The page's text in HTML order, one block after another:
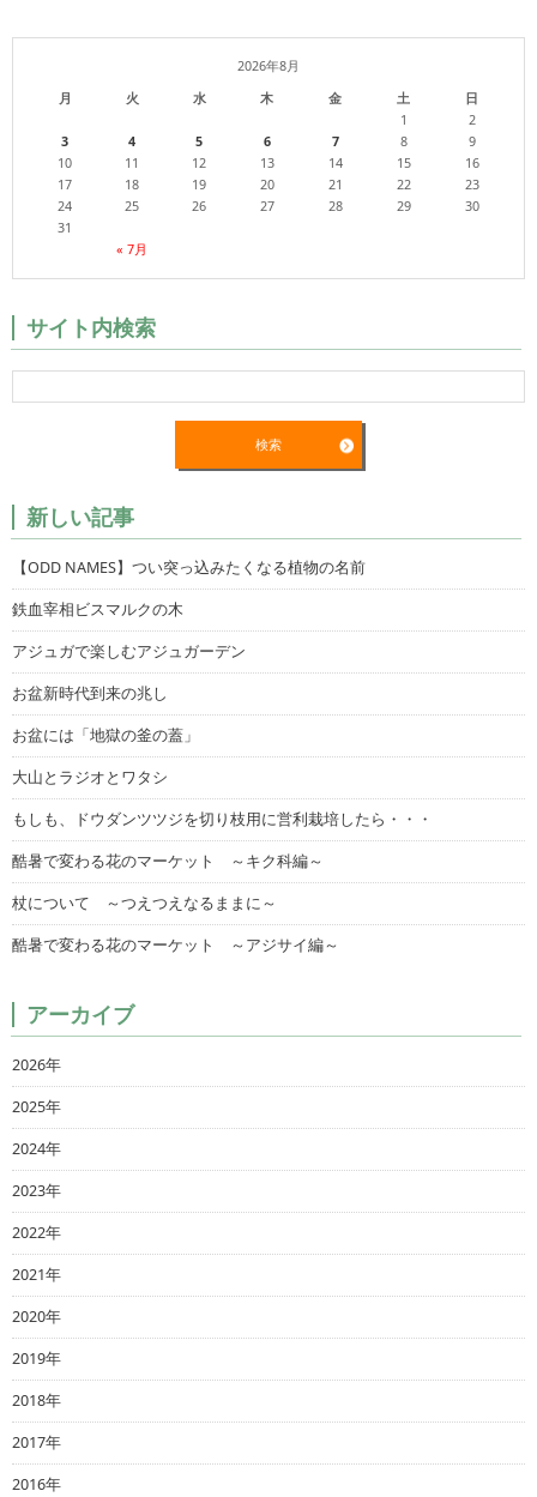
2026年8月
月
火 水 木 金 土 日
« 7月
1
2
3
4 5 6 7 8
9
10
11 12 13 14 15
16
17
18 19 20 21 22
23
24
25 26 27 28 29
30
31
サイト内検索
新しい記事
【ODD NAMES】つい突っ込みたくなる植物の名前
鉄血宰相ビスマルクの木
アジュガで楽しむアジュガーデン
お盆新時代到来の兆し
お盆には「地獄の釜の蓋」
大山とラジオとワタシ
もしも、ドウダンツツジを切り枝用に営利栽培したら・・・
酷暑で変わる花のマーケット ～キク科編～
杖について ～つえつえなるままに～
酷暑で変わる花のマーケット ～アジサイ編～
アーカイブ
2026年
2025年
2024年
2023年
2022年
2021年
2020年
2019年
2018年
2017年
2016年